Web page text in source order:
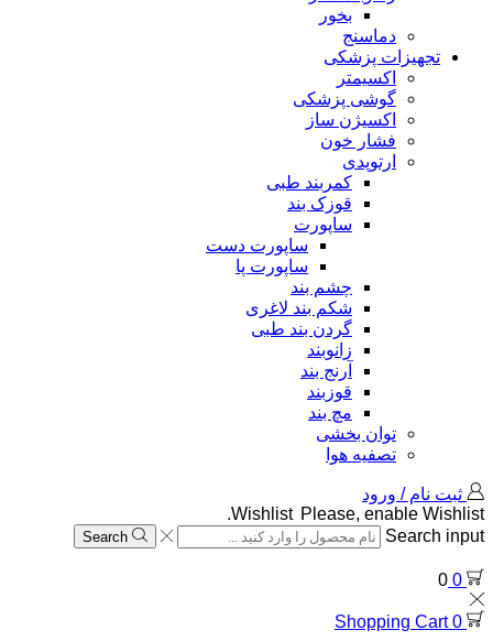
بخور
دماسنج
تجهیزات پزشکی
اکسیمتر
گوشی پزشکی
اکسیژن ساز
فشار خون
ارتوپدی
کمربند طبی
قوزک بند
ساپورت
ساپورت دست
ساپورت پا
چشم بند
شکم بند لاغری
گردن بند طبی
زانوبند
آرنج بند
قوزبند
مچ بند
توان بخشی
تصفیه هوا
ثبت نام / ورود
Wishlist Please, enable Wishlist.
Search input
Search
0
0
0
Shopping Cart